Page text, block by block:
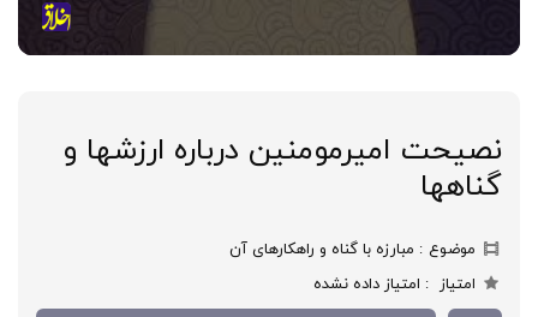
نصیحت امیرمومنین درباره ارزشها و
گناهها
موضوع
مبارزه با گناه و راهکارهای آن
امتیاز
امتیاز داده نشده